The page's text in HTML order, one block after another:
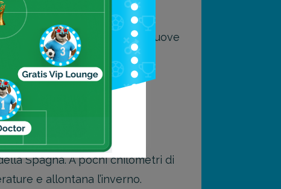
media dell’aria si muove
Spagna. A pochi chilometri di
e allontana l’inverno.